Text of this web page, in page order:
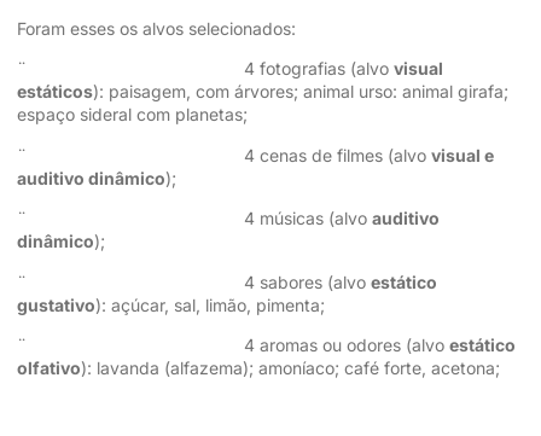
Foram esses os alvos selecionados:
¨ 4 fotografias (alvo visual
estáticos): paisagem, com árvores; animal urso: animal girafa;
espaço sideral com planetas;
¨ 4 cenas de filmes (alvo visual e
auditivo dinâmico);
¨ 4 músicas (alvo auditivo
dinâmico);
¨ 4 sabores (alvo estático
gustativo): açúcar, sal, limão, pimenta;
¨ 4 aromas ou odores (alvo estático
olfativo): lavanda (alfazema); amoníaco; café forte, acetona;